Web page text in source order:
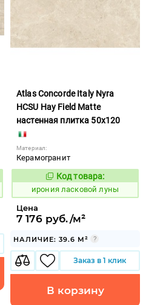
Atlas Concorde Italy Nyra
HCSU Hay Field Matte
настенная плитка 50x120
Материал:
Керамогранит
1099045
Код товара:
ирония ласковой луны
Цена
7 176 руб./м²
НАЛИЧИЕ: 39.6 М²
Заказ в 1 клик
В корзину